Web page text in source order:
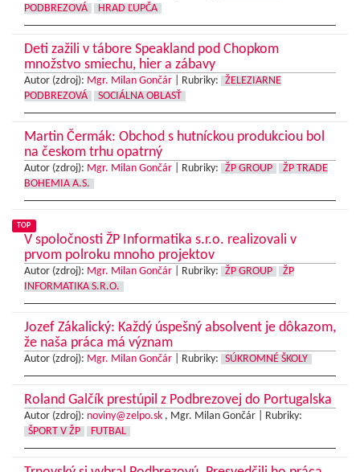
PODBREZOVÁ
HRAD ĽUPČA
Deti zažili v tábore Speakland pod Chopkom
množstvo smiechu, hier a zábavy
Autor (zdroj): Mgr. Milan Gončár Rubriky:
ŽELEZIARNE
PODBREZOVÁ
SOCIÁLNA OBLASŤ
Martin Čermák: Obchod s hutníckou produkciou bol
na českom trhu opatrný
Autor (zdroj): Mgr. Milan Gončár Rubriky: ŽP GROUP
ŽP TRADE
BOHEMIA A.S.
TOP
V spoločnosti ŽP Informatika s.r.o. realizovali v
prvom polroku mnoho projektov
Autor (zdroj): Mgr. Milan Gončár Rubriky: ŽP GROUP
ŽP
INFORMATIKA S.R.O.
Jozef Zákalický: Každý úspešný absolvent je dôkazom,
že naša práca má význam
Autor (zdroj): Mgr. Milan Gončár Rubriky: SÚKROMNÉ ŠKOLY
Roland Galčík prestúpil z Podbrezovej do Portugalska
Autor (zdroj): noviny@zelpo.sk , Mgr. Milan Gončár |
Rubriky:
ŠPORT V ŽP
FUTBAL